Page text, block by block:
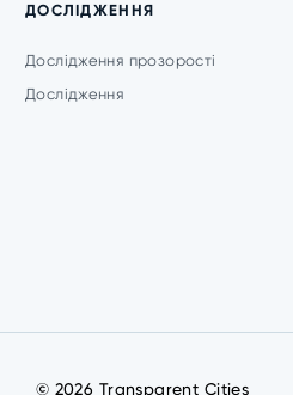
ДОСЛІДЖЕННЯ
Дослідження прозорості
Дослідження
© 2026 Transparent Cities